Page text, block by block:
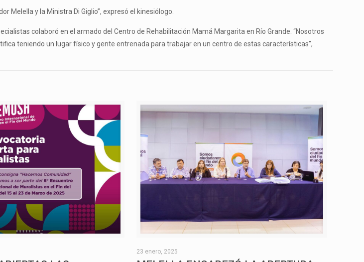
Melella y la Ministra Di Giglio”, expresó el kinesiólogo.
colaboró en el armado del Centro de Rehabilitación Mamá Margarita en Río Grande. “Nosotros
teniendo un lugar físico y gente entrenada para trabajar en un centro de estas características”,
23 enero, 2025